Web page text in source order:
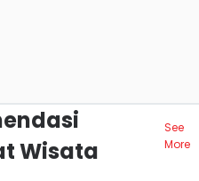
Wisata
See
More